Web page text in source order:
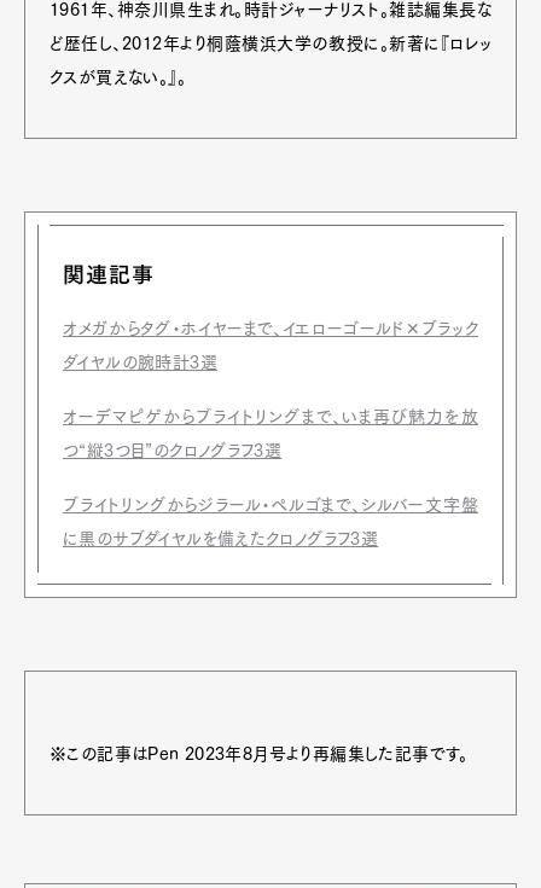
1961年、神奈川県生まれ。時計ジャーナリスト。雑誌編集長な
ど歴任し、2012年より桐蔭横浜大学の教授に。新著に『ロレッ
クスが買えない。』。
関連記事
オメガからタグ・ホイヤーまで、イエローゴールド✕ブラック
ダイヤルの腕時計3選
オーデマピゲからブライトリングまで、いま再び魅力を放
つ“縦3つ目”のクロノグラフ3選
ブライトリングからジラール・ペルゴまで、シルバー文字盤
に黒のサブダイヤルを備えたクロノグラフ3選
※この記事はPen 2023年8月号より再編集した記事です。